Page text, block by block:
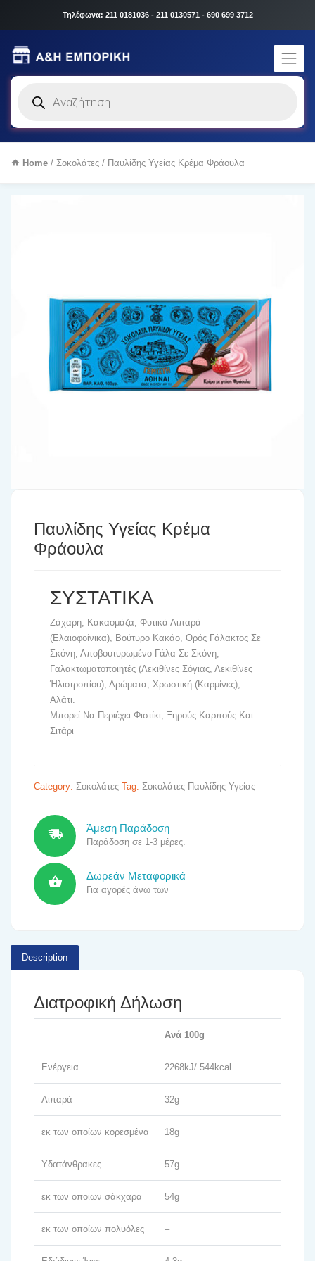
Τηλέφωνα: 211 0181036 - 211 0130571 - 690 699 3712
search
Home / Σοκολάτες / Παυλίδης Υγείας Κρέμα Φράουλα
Παυλίδης Υγείας Κρέμα
Φράουλα
ΣΥΣΤΑΤΙΚΑ
Zάχαρη, Κακαομάζα, Φυτικά Λιπαρά
(Ελαιοφοίνικα), Βούτυρο Κακάο, Ορός Γάλακτος Σε
Σκόνη, Αποβουτυρωμένο Γάλα Σε Σκόνη,
Γαλακτωματοποιητές (Λεκιθίνες Σόγιας, Λεκιθίνες
Ήλιοτροπίου), Αρώματα, Χρωστική (Καρμίνες),
Αλάτι.
Μπορεί Να Περιέχει Φιστίκι, Ξηρούς Καρπούς Και
Σιτάρι
Category: Σοκολάτες Tag: Σοκολάτες Παυλίδης Υγείας
Άμεση Παράδοση
Παράδοση σε 1-3 μέρες.
Δωρεάν Μεταφορικά
Για αγορές άνω των
Description
Διατροφική Δήλωση
Ανά 100g
Ενέργεια 2268kJ/ 544kcal
Λιπαρά 32g
εκ των οποίων κορεσμένα 18g
Υδατάνθρακες 57g
εκ των οποίων σάκχαρα 54g
εκ των οποίων πολυόλες –